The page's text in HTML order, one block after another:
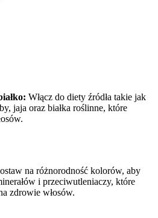
Włącz do diety źródła takie jak
jaja oraz białka roślinne, które
na różnorodność kolorów, aby
i przeciwutleniaczy, które
zdrowie włosów.